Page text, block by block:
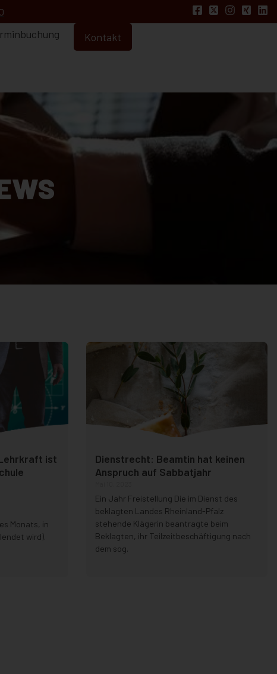
Kontakt
ist
Monats, in
wird).
Dienstrecht: Beamtin hat keinen
Anspruch auf Sabbatjahr
Ein Jahr Freistellung Die im Dienst des
beklagten Landes Rheinland-Pfalz
stehende Klägerin beantragte beim
Beklagten, ihr Teilzeitbeschäftigung nach
dem sog.